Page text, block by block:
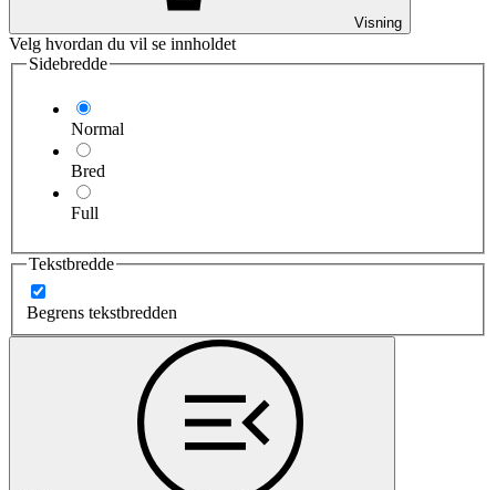
Visning
Velg hvordan du vil se innholdet
Sidebredde
Normal
Bred
Full
Tekstbredde
Begrens tekstbredden